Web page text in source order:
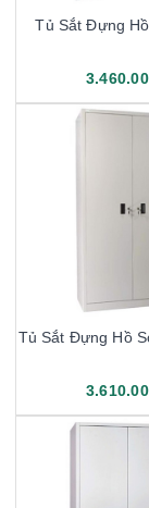
Tủ Sắt Đựng
Tủ Sắt Đựng Hồ